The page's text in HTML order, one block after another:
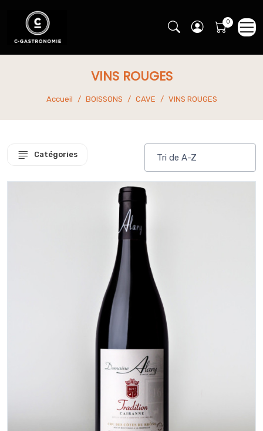
VINS ROUGES
Accueil BOISSONS CAVE VINS ROUGES
Catégories